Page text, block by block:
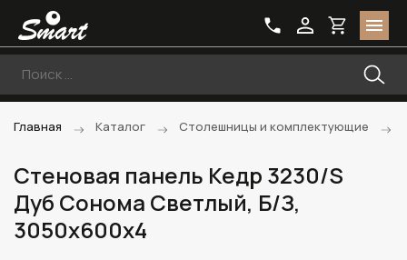
Главная Каталог Столешницы и комплектующие
Стеновая панель Кедр 3230/S
Дуб Сонома Светлый, Б/З,
3050х600х4